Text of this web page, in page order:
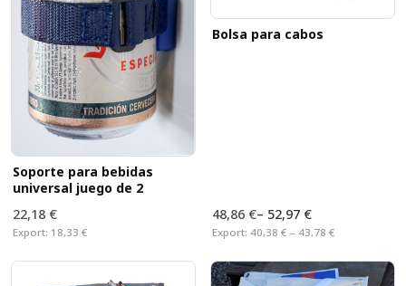
Soporte para bebidas
universal juego de 2
22,18 €
Export: 18,33 €
Bolsa para cabos
48,86 €– 52,97 €
Export: 40,38 € – 43,78 €